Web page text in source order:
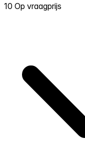
10 Op vraagprijs